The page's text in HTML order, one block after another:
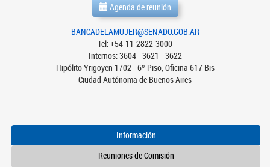
Agenda de reunión
BANCADELAMUJER@SENADO.GOB.AR
Tel: +54-11-2822-3000
Internos: 3604 - 3621 - 3622
Hipólito Yrigoyen 1702 - 6º Piso, Oficina 617 Bis
Ciudad Autónoma de Buenos Aires
Información
Reuniones de Comisión